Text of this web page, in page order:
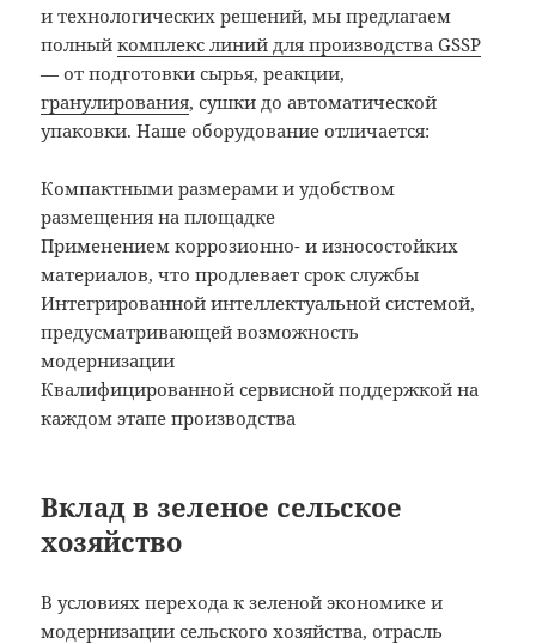
и технологических решений, мы предлагаем
полныйкомплекс линий для производства GSSP
— от подготовки сырья, реакции,
гранулирования, сушки до автоматической
упаковки. Наше оборудование отличается:
Компактными размерами и удобством
размещения на площадке
Применением коррозионно- и износостойких
материалов, что продлевает срок службы
Интегрированной интеллектуальной системой,
предусматривающей возможность
модернизации
Квалифицированной сервисной поддержкой на
каждом этапе производства
Вклад в зеленое сельское
хозяйство
В условиях перехода к зеленой экономике и
модернизации сельского хозяйства, отрасль